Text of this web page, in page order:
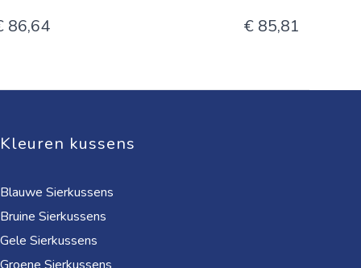
86,64 € 85,81
Kleuren kussens
Blauwe Sierkussens
Bruine Sierkussens
Gele Sierkussens